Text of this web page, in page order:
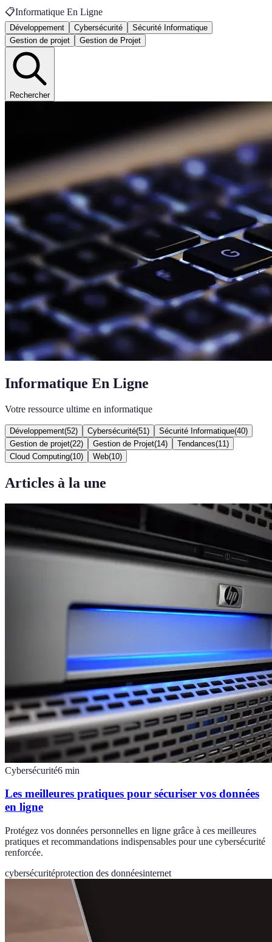
📋Informatique En Ligne
Développement Cybersécurité
Sécurité Informatique
Gestion de projet
Gestion de Projet
Rechercher
Informatique En Ligne
Votre ressource ultime en informatique
Développement(52) Cybersécurité(51 ) Sécurité Informatique(40)
Gestion de projet(22) Gestion de Projet(14) Tendances(11 )
Cloud Computing(10) Web(10)
Articles à la une
Cybersécurité6 min
Les meilleures pratiques pour sécuriser vos données
en ligne
Protégez vos données personnelles en ligne grâce à ces meilleures
pratiques et recommandations indispensables pour une cybersécurité
renforcée.
cybersécuritéprotection des donnéesinternet